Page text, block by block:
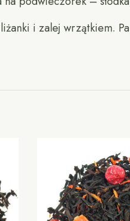
i zalej wrzątkiem.